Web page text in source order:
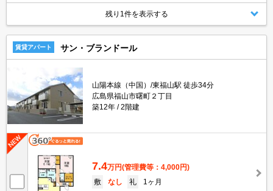
残り1件を表示する
賃貸アパート サン・ブランドール
山陽本線（中国）/東福山駅 徒歩34分
広島県福山市曙町２丁目
築12年
2階建
7.4万円(管理費等：4,000円)
敷
なし 礼
1ヶ月